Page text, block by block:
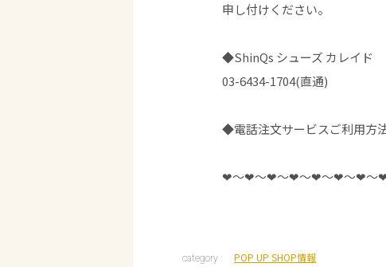
申し付けください。
◆ShinQs シューズ カレイド
03-6434-1704(直通)
◆電話注文サービスご利用方
❤︎〜❤︎〜❤︎〜❤︎〜❤︎〜❤︎〜❤︎〜
category : POP UP SHOP情報